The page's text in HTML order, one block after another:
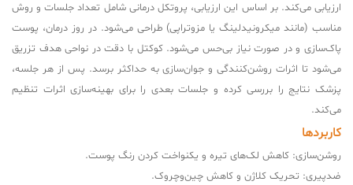
ارزیابی می‌کند. بر اساس این ارزیابی، پروتکل درمانی شامل تعداد جلسات و روش
مناسب (مانند میکرونیدلینگ یا مزوتراپی) طراحی می‌شود. در روز درمان، پوست
پاک‌سازی و در صورت نیاز بی‌حس می‌شود. کوکتل با دقت در نواحی هدف تزریق
می‌شود تا اثرات روشن‌کنندگی و جوان‌سازی به حداکثر برسد. پس از هر جلسه،
پزشک نتایج را بررسی کرده و جلسات بعدی را برای بهینه‌سازی اثرات تنظیم
می‌کند.
کاربردها
روشن‌سازی: کاهش لک‌های تیره و یکنواخت کردن رنگ پوست.
ضدپیری: تحریک کلاژن و کاهش چین‌وچروک.